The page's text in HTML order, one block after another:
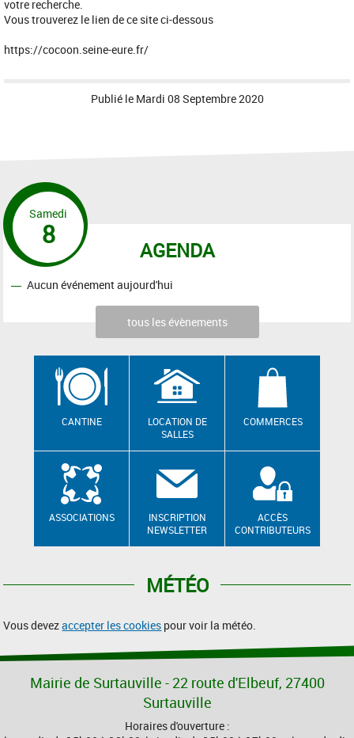
votre recherche.
Vous trouverez le lien de ce site ci-dessous
https://cocoon.seine-eure.fr/
Publié le Mardi 08 Septembre 2020
AGENDA
Samedi
8
Aucun événement aujourd'hui
tous les évènements
CANTINE
LOCATION DE
SALLES
COMMERCES
ASSOCIATIONS
INSCRIPTION
NEWSLETTER
ACCÈS
CONTRIBUTEURS
MÉTÉO
Vous devezaccepter les cookies pour voir la météo.
Mairie de Surtauville - 22 route d'Elbeuf, 27400
Surtauville
Horaires d'ouverture :